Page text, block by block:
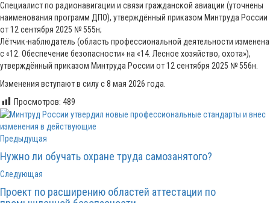
Специалист по радионавигации и связи гражданской авиации (уточнены
наименования программ ДПО), утверждённый приказом Минтруда России
от 12 сентября 2025 № 555н;
Лётчик-наблюдатель (область профессиональной деятельности изменена
с «12. Обеспечение безопасности» на «14. Лесное хозяйство, охота»),
утверждённый приказом Минтруда России от 12 сентября 2025 № 556н.
Изменения вступают в силу с 8 мая 2026 года.
Просмотров: 489
Предыдущая
Нужно ли обучать охране труда самозанятого?
Следующая
Проект по расширению областей аттестации по